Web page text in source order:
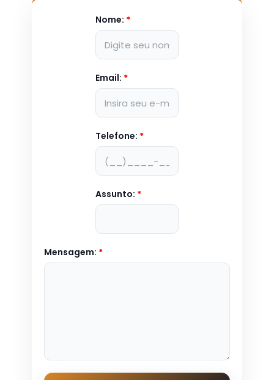
Nome: *
Email: *
Telefone: *
Assunto: *
Mensagem: *